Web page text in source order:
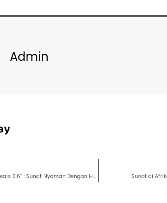
Admin
HARSUNAS “Funtasix Deals 6.6” : Sunat Nyaman Dengan Harga Hemat Sunat di